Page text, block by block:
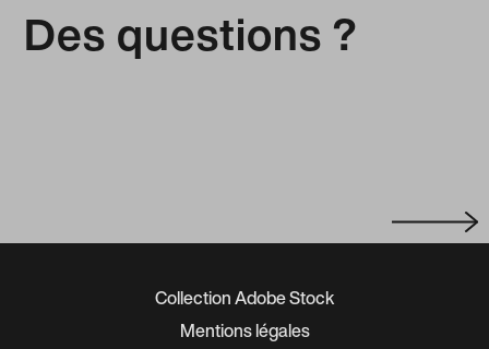
Des questions ?
Collection Adobe Stock
Mentions légales